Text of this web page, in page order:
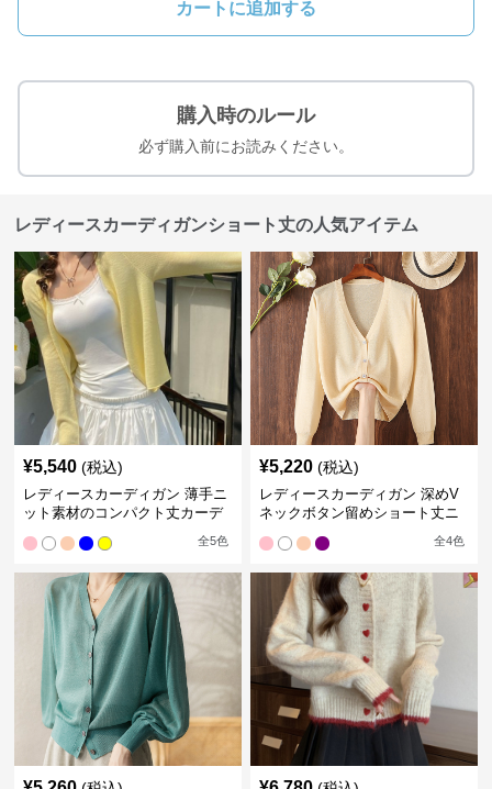
カートに追加する
購入時のルール
必ず購入前にお読みください。
レディースカーディガンショート丈の人気アイテム
¥5,540 (税込)
レディースカーディガン 薄手ニ
ット素材のコンパクト丈カーデ
全5色
¥5,220 (税込)
レディースカーディガン 深めV
ネックボタン留めショート丈ニ
全4色